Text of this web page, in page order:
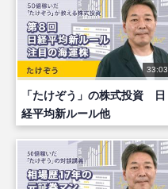
33:03
「たけぞう」の株式投資 日
経平均新ルール他